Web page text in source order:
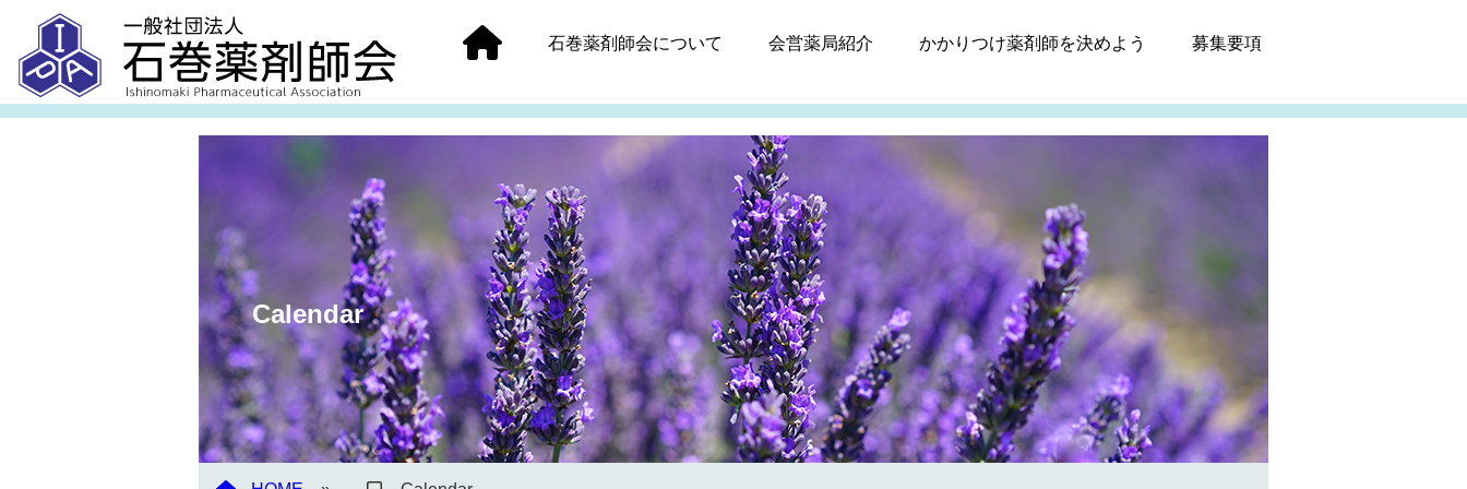
石巻薬剤師会について 会営薬局紹介 かかりつけ薬剤師を決めよう 募集要項
Calendar